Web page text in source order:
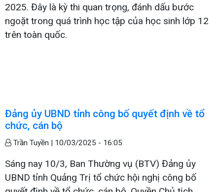
2025. Đây là kỳ thi quan trọng, đánh dấu bước
ngoặt trong quá trình học tập của học sinh lớp 12
trên toàn quốc.
Đảng ủy UBND tỉnh công bố quyết định về tổ
chức, cán bộ
Trần Tuyền | 10/03/2025 - 16:05
Sáng nay 10/3, Ban Thường vụ (BTV) Đảng ủy
UBND tỉnh Quảng Trị tổ chức hội nghị công bố